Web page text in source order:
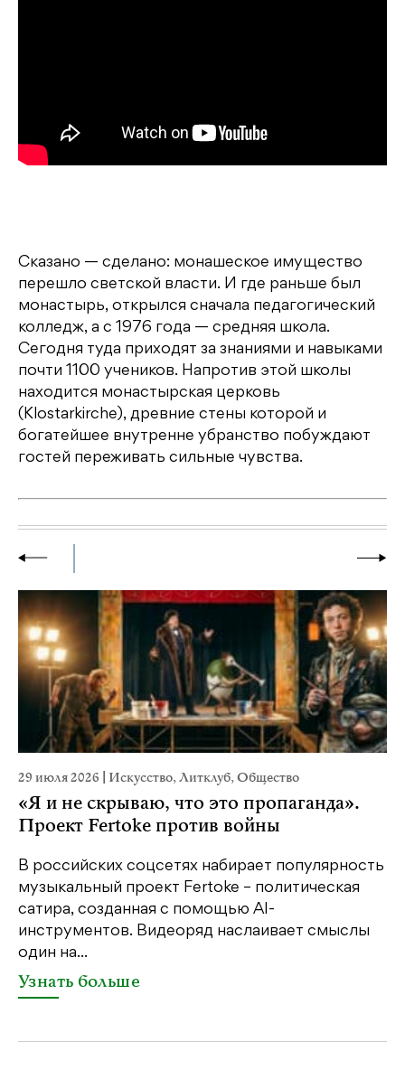
Сказано — сделано: монашеское имущество
перешло светской власти. И где раньше был
монастырь, открылся сначала педагогический
колледж, а с 1976 года — средняя школа.
Сегодня туда приходят за знаниями и навыками
почти 1100 учеников. Напротив этой школы
находится монастырская церковь
(Klostarkirche), древние стены которой и
богатейшее внутренне убранство побуждают
гостей переживать сильные чувства.
29 июля 2026 Искусство,Литклуб,Общество
«Я и не скрываю, что это пропаганда».
Проект Fertoke против войны
В российских соцсетях набирает популярность
музыкальный проект Fertoke – политическая
сатира, созданная с помощью AI-
инструментов. Видеоряд наслаивает смыслы
один на...
Узнать больше